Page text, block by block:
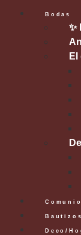
Bodas
✨
Bautizos
Deco/